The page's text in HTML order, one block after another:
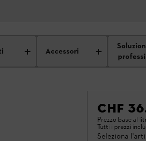
Accessori
CHF
Prezzo base al
Tutti i prezzi
Seleziona